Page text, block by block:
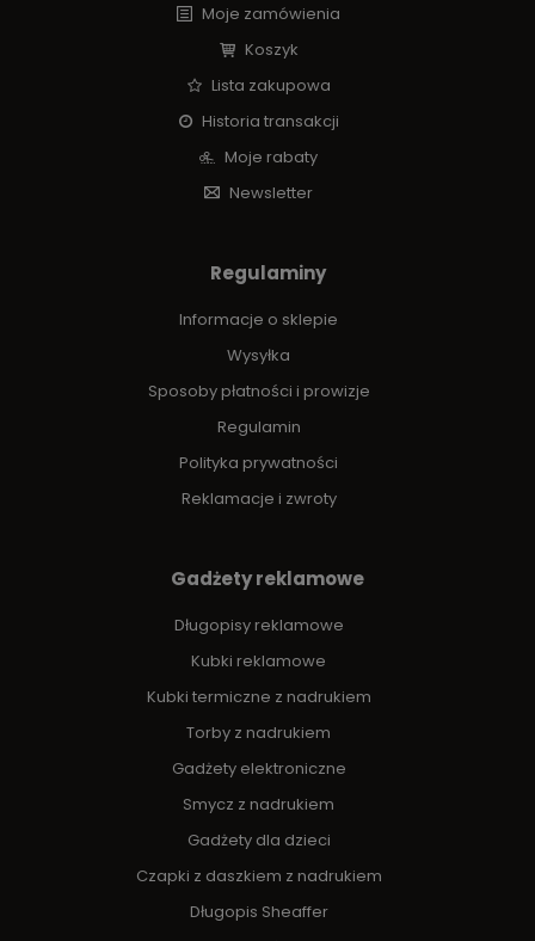
Moje zamówienia
Koszyk
Lista zakupowa
Historia transakcji
Moje rabaty
Newsletter
Regulaminy
Informacje o sklepie
Wysyłka
Sposoby płatności i prowizje
Regulamin
Polityka prywatności
Reklamacje i zwroty
Gadżety reklamowe
Długopisy reklamowe
Kubki reklamowe
Kubki termiczne z nadrukiem
Torby z nadrukiem
Gadżety elektroniczne
Smycz z nadrukiem
Gadżety dla dzieci
Czapki z daszkiem z nadrukiem
Długopis Sheaffer